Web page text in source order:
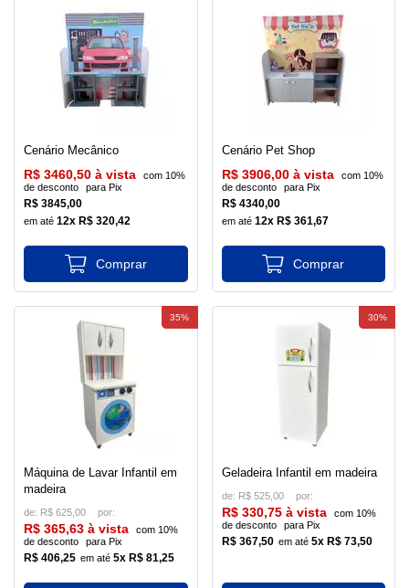
Cenário Mecânico
R$ 3845,00
12x R$ 320,42
R$ 3460,50 à vista
com 10%
de desconto
para Pix
Cenário Pet Shop
R$ 4340,00
12x R$ 361,67
R$ 3906,00 à vista
com 10%
de desconto
para Pix
Máquina de Lavar Infantil em
madeira
de: R$ 625,00
R$ 406,25 5x R$ 81,25
R$ 365,63 à vista
com 10%
de desconto
para Pix
35%
Geladeira Infantil em madeira
de: R$ 525,00
R$ 367,50 5x R$ 73,50
R$ 330,75 à vista
com 10%
de desconto
para Pix
30%